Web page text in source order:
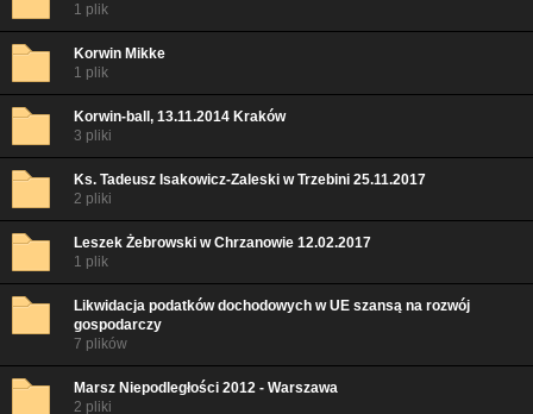
1 plik
Korwin Mikke
1 plik
Korwin-ball, 13.11.2014 Kraków
3 pliki
Ks. Tadeusz Isakowicz-Zaleski w Trzebini 25.11.2017
2 pliki
Leszek Żebrowski w Chrzanowie 12.02.2017
1 plik
Likwidacja podatków dochodowych w UE szansą na rozwój
gospodarczy
7 plików
Marsz Niepodległości 2012 - Warszawa
2 pliki